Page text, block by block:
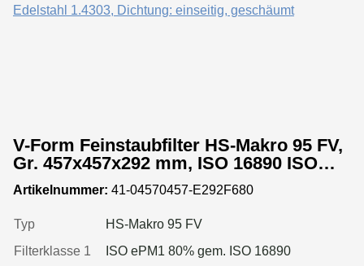
V-Form Feinstaubfilter HS-Makro 95 FV,
Gr. 457x457x292 mm, ISO 16890 ISO
ePM1 80%, Rahmen: Edelstahl 1.4303,
Dichtung: einseitig, geschäumt
Artikelnummer: 41-04570457-E292F680
Typ
HS-Makro 95 FV
Filterklasse 1
ISO ePM1 80% gem. ISO 16890